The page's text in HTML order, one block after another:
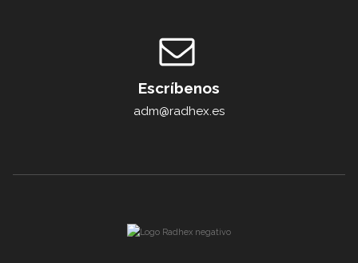
Escríbenos
adm@radhex.es